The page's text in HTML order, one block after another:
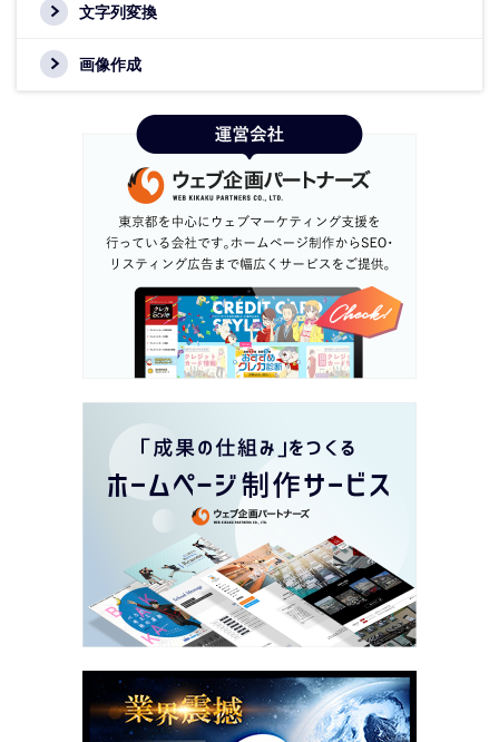
文字列変換
画像作成